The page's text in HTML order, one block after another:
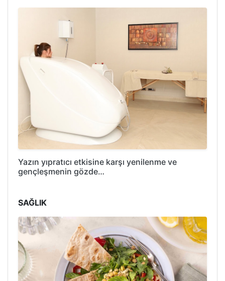
Yazın yıpratıcı etkisine karşı yenilenme ve
gençleşmenin gözde…
SAĞLIK